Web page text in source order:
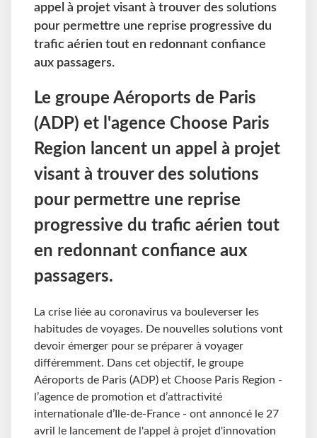
appel à projet visant à trouver des solutions
pour permettre une reprise progressive du
trafic aérien tout en redonnant confiance
aux passagers.
Le groupe Aéroports de Paris
(ADP) et l'agence Choose Paris
Region lancent un appel à projet
visant à trouver des solutions
pour permettre une reprise
progressive du trafic aérien tout
en redonnant confiance aux
passagers.
La crise liée au coronavirus va bouleverser les
habitudes de voyages. De nouvelles solutions vont
devoir émerger pour se préparer à voyager
différemment. Dans cet objectif, le groupe
Aéroports de Paris (ADP) et Choose Paris Region -
l’agence de promotion et d’attractivité
internationale d’Ile-de-France - ont annoncé le 27
avril le lancement de l'appel à projet d'innovation